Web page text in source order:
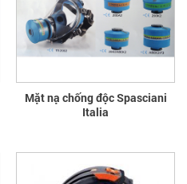
Mặt nạ chống độc Spasciani
Italia